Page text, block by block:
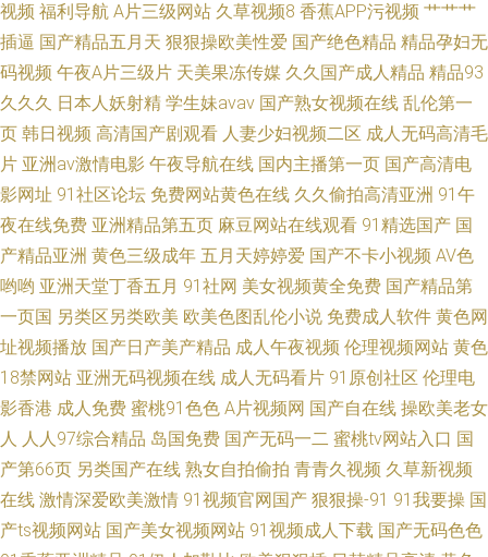
视频 福利导航 A片三级网站 久草视频8 香蕉APP污视频 艹艹艹
插逼 国产精品五月天 狠狠操欧美性爱 国产绝色精品 精品孕妇无
码视频 午夜A片三级片 天美果冻传媒 久久国产成人精品 精品93
久久久 日本人妖射精 学生妹avav 国产熟女视频在线 乱伦第一
页 韩日视频 高清国产剧观看 人妻少妇视频二区 成人无码高清毛
片 亚洲av激情电影 午夜导航在线 国内主播第一页 国产高清电
影网址 91社区论坛 免费网站黄色在线 久久偷拍高清亚洲 91午
夜在线免费 亚洲精品第五页 麻豆网站在线观看 91精选国产 国
产精品亚洲 黄色三级成年 五月天婷婷爱 国产不卡小视频 AV色
哟哟 亚洲天堂丁香五月 91社网 美女视频黄全免费 国产精品第
一页国 另类区另类欧美 欧美色图乱伦小说 免费成人软件 黄色网
址视频播放 国产日产美产精品 成人午夜视频 伦理视频网站 黄色
18禁网站 亚洲无码视频在线 成人无码看片 91原创社区 伦理电
影香港 成人免费 蜜桃91色色 A片视频网 国产自在线 操欧美老女
人 人人97综合精品 岛国免费 国产无码一二 蜜桃tv网站入口 国
产第66页 另类国产在线 熟女自拍偷拍 青青久视频 久草新视频
在线 激情深爱欧美激情 91视频官网国产 狠狠操-91 91我要操 国
产ts视频网站 国产美女视频网站 91视频成人下载 国产无码色色